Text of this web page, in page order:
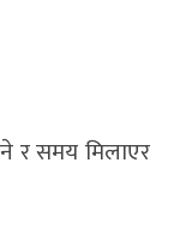
र समय मिलाएर